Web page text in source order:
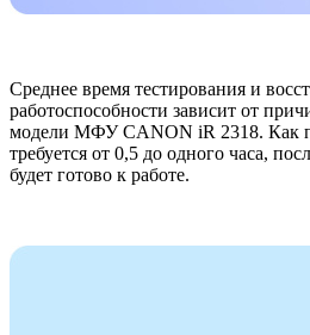
Среднее время тестирования и
работоспособности зависит от
модели МФУ CANON iR 2318. Как
требуется от 0,5 до одного часа,
будет готово к работе.